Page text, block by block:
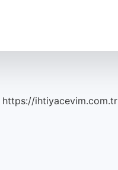
https://ihtiyacevim.com.tr